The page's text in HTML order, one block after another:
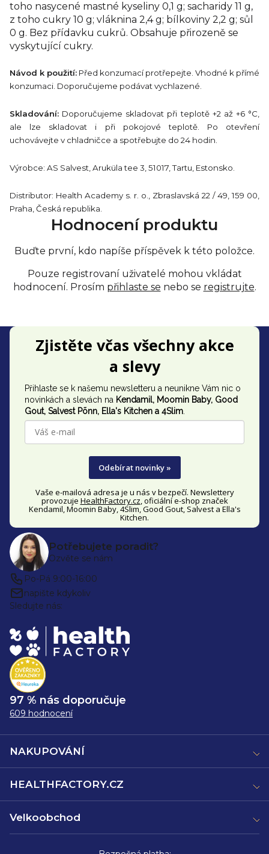
toho nasycené mastné kyseliny 0,1 g; sacharidy 11 g,
z toho cukry 10 g; vláknina 2,4 g; bílkoviny 2,2 g; sůl
0 g. Bez přídavku cukrů. Obsahuje přirozeně se
vyskytující cukry.
Návod k použití: Před konzumací protřepejte. Vhodné k přímé
konzumaci. Doporučujeme podávat vychlazené.
Skladování: Doporučujeme skladovat při teplotě +2 až +6 °C,
ale lze skladovat i při pokojové teplotě. Po otevření
uchovávejte v chladničce a spotřebujte do 24 hodin.
Výrobce: AS Salvest, Aruküla tee 3, 51017, Tartu, Estonsko.
Distributor: Health Academy s. r. o., Zbraslavská 22 / 49, 159 00,
Praha, Česká republika.
Hodnocení produktu
Buďte první, kdo napíše příspěvek k této položce.
Pouze registrovaní uživatelé mohou vkládat
hodnocení. Prosím přihlaste se nebo se registrujte.
Z
Zjistěte včas všechny akce
a slevy
Přihlaste se k našemu newsletteru a neunikne Vám nic o
novinkách a slevách na Kendamil, Moomin Baby, Good
Gout, Salvest Põnn, Ella's Kitchen a 4Slim.
Odebírat novinky »
Vaše e-mailová adresa je u nás v bezpečí. Newslettery
provozuje HealthFactory.cz, oficiálníe-shop značek
Kendamil, Moomin Baby, 4Slim, Good Gout, Salvest a Ella's
Kitchen.
Potřebujete poradit?
Ozvěte se nám
Po-Pá 9:00-16:00
napište kdykoliv
Sledujte nás:
97 % nás doporučuje
609 hodnocení
NAKUPOVÁNÍ
HEALTHFACTORY.CZ
Velkoobchod